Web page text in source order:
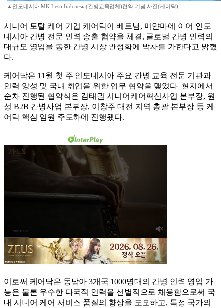
▲인도네시아 MK Lesti Indonesia(간병교육업체)협약 기념 사진(케어닥)
시니어 토탈 케어 기업 케어닥이 베트남, 미얀마에 이어 인도
네시아 간병 전문 인력 송출 협약을 체결, 글로벌 간병 인력의
대규모 영입을 통한 간병 시장 안정화에 박차를 가한다고 밝혔
다.
케어닥은 11월 첫 주 인도네시아 주요 간병 교육 전문 기관과
인력 양성 및 국내 취업을 위한 업무 협약을 맺었다. 현지에서
순차 진행된 협약식은 김태권 시니어케어혁신사업 본부장, 원
성 B2B 간병사업 본부장, 이창주 대전 지역 총괄 본부장 등 케
어닥 핵심 임원 주도하에 진행됐다.
이로써 케어닥은 동남아 3개국 1000명대의 간병 인력 영입 가
능은 물론 우수한 다국적 인력을 선별적으로 채용함으로써 국
내 시니어 케어 서비스 품질의 향상을 도모하고, 특정 국가의